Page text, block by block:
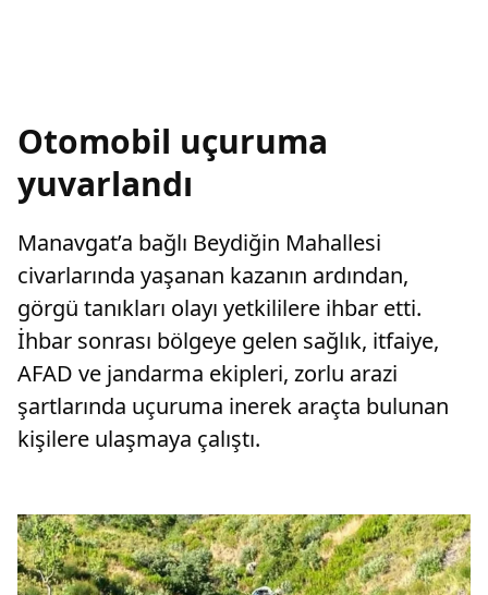
Otomobil uçuruma
yuvarlandı
Manavgat’a bağlı Beydiğin Mahallesi
civarlarında yaşanan kazanın ardından,
görgü tanıkları olayı yetkililere ihbar etti.
İhbar sonrası bölgeye gelen sağlık, itfaiye,
AFAD ve jandarma ekipleri, zorlu arazi
şartlarında uçuruma inerek araçta bulunan
kişilere ulaşmaya çalıştı.